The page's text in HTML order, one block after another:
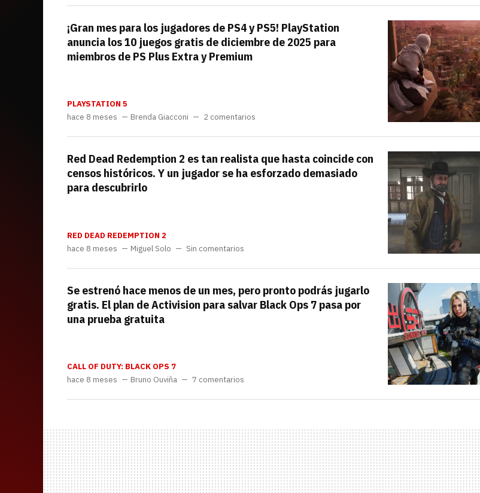
¡Gran mes para los jugadores de PS4 y PS5! PlayStation
anuncia los 10 juegos gratis de diciembre de 2025 para
miembros de PS Plus Extra y Premium
PLAYSTATION 5
hace 8 meses
Brenda Giacconi 2 comentarios
Red Dead Redemption 2 es tan realista que hasta coincide con
censos históricos. Y un jugador se ha esforzado demasiado
para descubrirlo
RED DEAD REDEMPTION 2
hace 8 meses
Miguel Solo Sin comentarios
Se estrenó hace menos de un mes, pero pronto podrás jugarlo
gratis. El plan de Activision para salvar Black Ops 7 pasa por
una prueba gratuita
CALL OF DUTY: BLACK OPS 7
hace 8 meses
Bruno Ouviña 7 comentarios